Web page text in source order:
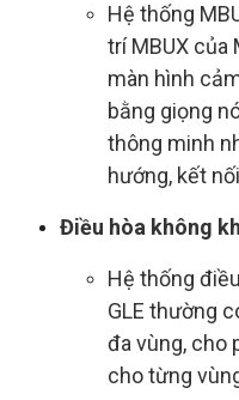
Hệ thống
trí MBUX
màn hình
bằng giọng
thông minh
hướng, kết
Điều hòa không
Hệ thống
GLE thường
đa vùng, cho
cho từng